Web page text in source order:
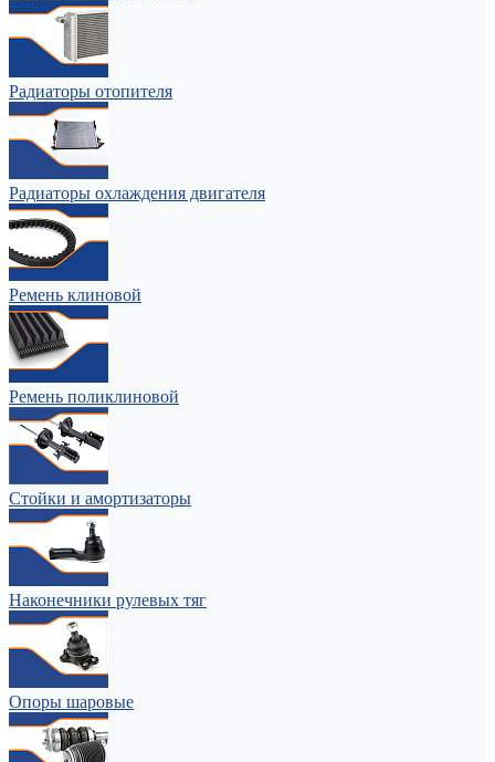
Радиаторы отопителя
Радиаторы охлаждения двигателя
Ремень клиновой
Ремень поликлиновой
Стойки и амортизаторы
Наконечники рулевых тяг
Опоры шаровые